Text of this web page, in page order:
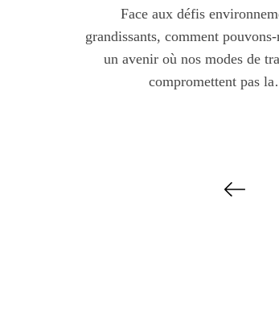
Face aux défis
grandissants, comment
un avenir où nos modes de
compromettent pas